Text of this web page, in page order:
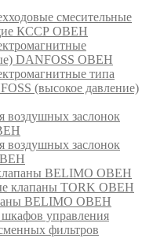
смесительные
КССР ОВЕН
DANFOSS ОВЕН
типа
(высокое давление)
воздушных заслонок
воздушных заслонок
BELIMO ОВЕН
клапаны TORK ОВЕН
BELIMO ОВЕН
управления
фильтров